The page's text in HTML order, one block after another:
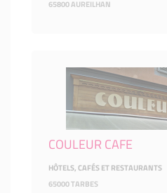
65800 AUREILHAN
COULEUR CAFE
HÔTELS, CAFÉS ET RESTAURANTS
65000 TARBES